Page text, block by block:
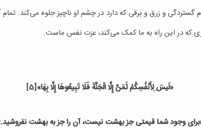
گستردگی و زرق و برقی که دارد در چشم او ناچیز جلوه می‌کند.
که در این راه به ما کمک می‌کند، عزت نفس ماست.
«لَیسَ لِأَنْفُسِكُمْ ثَمَنٌ إِلَّا الْجَنَّةَ فَلَا تَبِیعُوهَا إِلَّا بِهَا»[5]
وجود شما قیمتى جز بهشت نیست، آن را جز به بهشت